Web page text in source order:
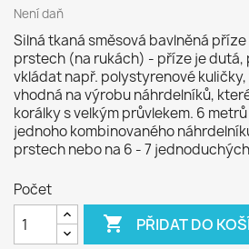
Není daň
Silná tkaná směsová bavlněná
prstech (na rukách) - příze je dutá,
vkládat např. polystyrenové
vhodná na výrobu náhrdelníků,
korálky s velkým průvlekem. 6
jednoho kombinovaného
prstech nebo na 6 - 7
Počet
 PŘIDAT DO